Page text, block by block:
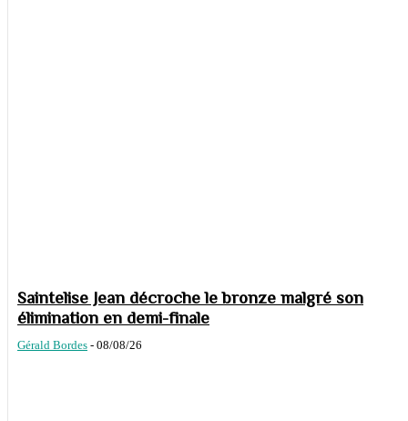
Saintelise Jean décroche le bronze malgré son
élimination en demi-finale
Gérald Bordes - 08/08/26